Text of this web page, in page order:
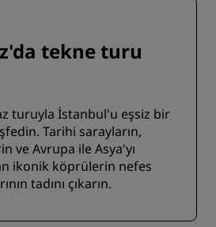
tekne turu
turuyla İstanbul'u eşsiz bir
Tarihi sarayların,
ve Avrupa ile Asya'yı
ikonik köprülerin nefes
tadını çıkarın.